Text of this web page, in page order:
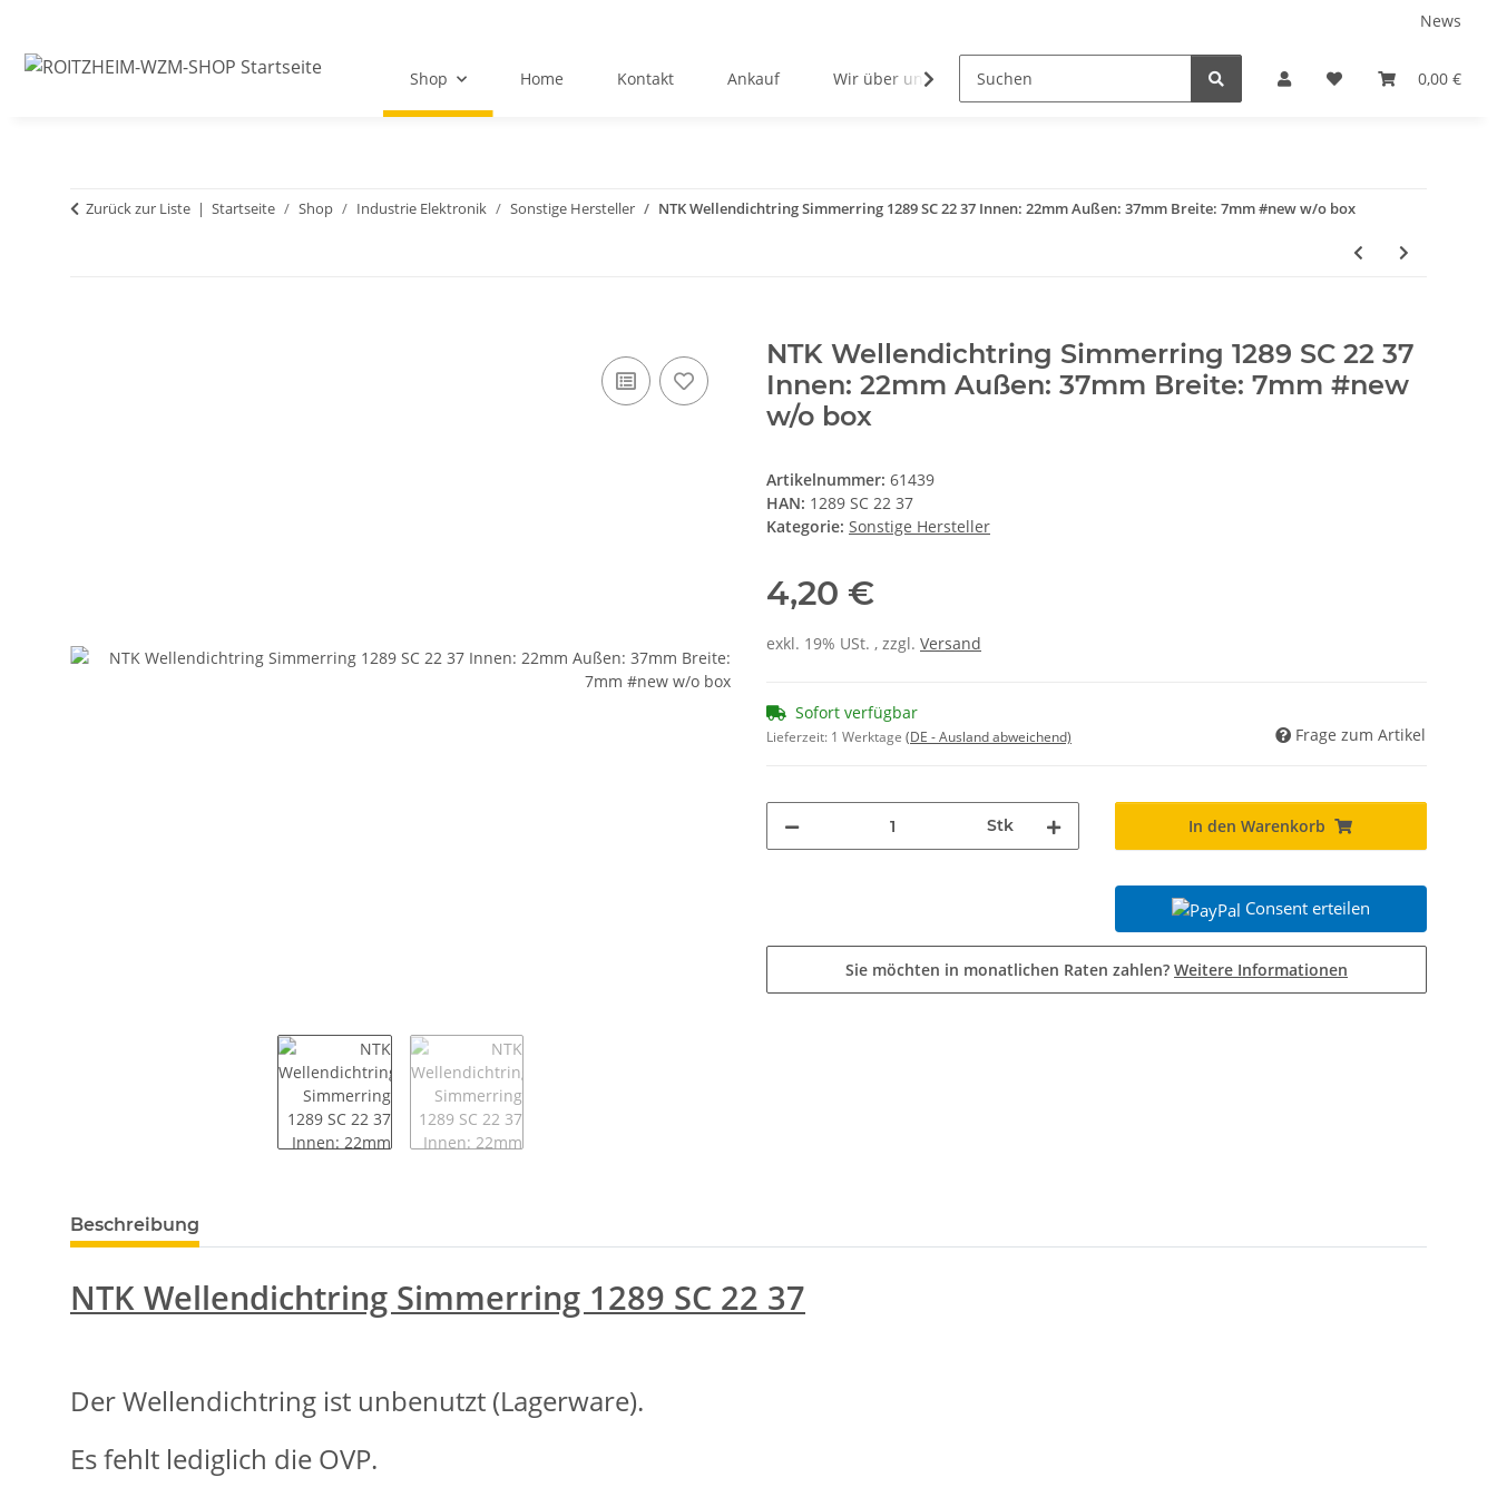
News
0,00 €
Shop Home Kontakt Ankauf Wir über uns
Zurück zur Liste Startseite Shop Industrie Elektronik Sonstige Hersteller NTK Wellendichtring Simmerring 1289 SC 22 37 Innen: 22mm Außen: 37mm Breite: 7mm #new w/o box
NTK Wellendichtring Simmerring 1289 SC 22 37
Innen: 22mm Außen: 37mm Breite: 7mm #new
w/o box
Artikelnummer: 61439
HAN: 1289 SC 22 37
Kategorie: Sonstige Hersteller
4,20 €
exkl. 19% USt. , zzgl. Versand
Sofort verfügbar
Lieferzeit: 1 Werktage (DE - Ausland abweichend) Frage zum Artikel
Stk In den Warenkorb
Consent erteilen
Sie möchten in monatlichen Raten zahlen? Weitere Informationen
weitere Registerkarten anzeigen
Beschreibung
NTK Wellendichtring Simmerring 1289 SC 22 37
Der Wellendichtring ist unbenutzt (Lagerware).
Es fehlt lediglich die OVP.